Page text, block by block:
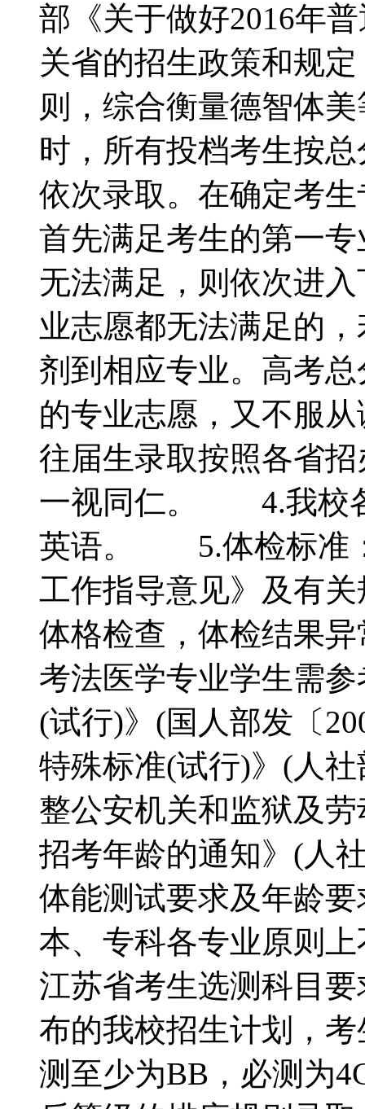
部《关于做好2016年
关省的招生政策和规
则，综合衡量德智体
时，所有投档考生按
依次录取。在确定考
首先满足考生的第一
无法满足，则依次进
业志愿都无法满足的
剂到相应专业。高考
的专业志愿，又不服
往届生录取按照各省
一视同仁。 4.我校
英语。 5.体检标准
工作指导意见》及有
体格检查，体检结果
考法医学专业学生需
(试行)》(国人部发〔
特殊标准(试行)》(人
整公安机关和监狱及
招考年龄的通知》(人
体能测试要求及年龄
本、专科各专业原则
江苏省考生选测科目
布的我校招生计划，
测至少为BB，必测为